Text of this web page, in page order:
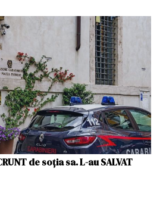
de soția sa. L-au SALVAT